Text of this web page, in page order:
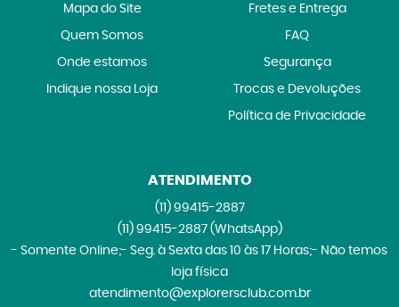
Mapa do Site
Quem Somos
Onde estamos
Indique nossa Loja
Fretes e Entrega
FAQ
Segurança
Trocas e Devoluções
Política de Privacidade
ATENDIMENTO
(11)99415-2887
(11)99415-2887 (WhatsApp)
- Somente Online;- Seg. à Sexta das 10 às 17 Horas;- Não temos
loja física
atendimento@explorersclub.com.br